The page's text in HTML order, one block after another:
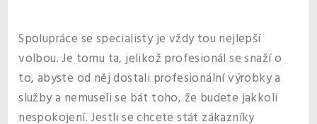
Spolupráce se specialisty je vždy tou nejlepší
volbou. Je tomu ta, jelikož profesionál se snaží o
to, abyste od něj dostali profesionální výrobky a
služby a nemuseli se bát toho, že budete jakkoli
nespokojení. Jestli se chcete stát zákazníky